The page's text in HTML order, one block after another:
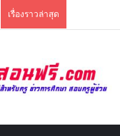
เรื่องราวล่าสุด